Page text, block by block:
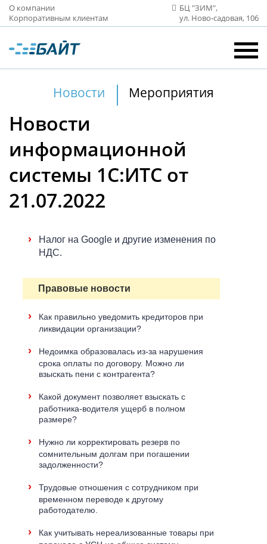
О компании
Корпоративным клиентам
БЦ "ЗИМ",
ул. Ново‑садовая, 106
Новости Мероприятия
Новости
информационной
системы 1С:ИТС от
21.07.2022
›
Налог на Google и другие изменения по
НДС.
Правовые новости
›
Как правильно уведомить кредиторов при
ликвидации организации?
›
Недоимка образовалась из-за нарушения
срока оплаты по договору. Можно ли
взыскать пени с контрагента?
›
Какой документ позволяет взыскать с
работника-водителя ущерб в полном
размере?
›
Нужно ли корректировать резерв по
сомнительным долгам при погашении
задолженности?
›
Трудовые отношения с сотрудником при
временном переводе к другому
работодателю.
›
Как учитывать нереализованные товары при